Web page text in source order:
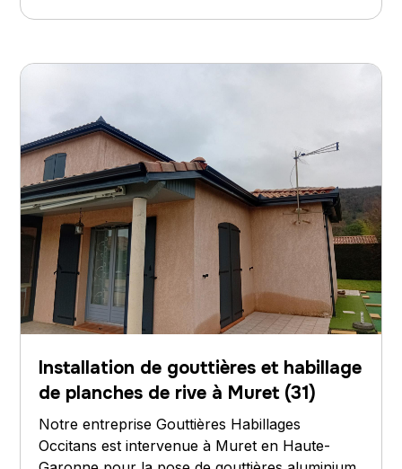
Installation de gouttières et habillage
de planches de rive à Muret (31)
Notre entreprise Gouttières Habillages
Occitans est intervenue à Muret en Haute-